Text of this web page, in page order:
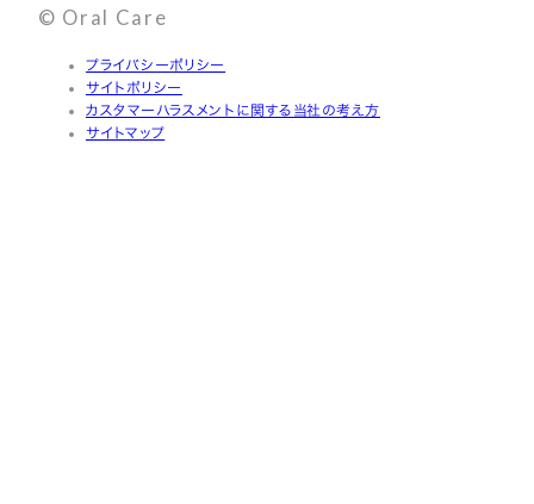
© Oral Care
プライバシーポリシー
サイトポリシー
カスタマーハラスメントに関する当社の考え方
サイトマップ